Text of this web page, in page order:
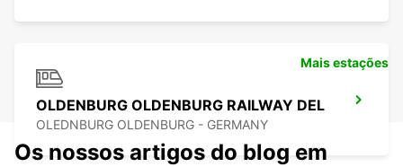
OLDENBURG OLDENBURG RAILWAY DEL
OLEDNBURG OLDENBURG - GERMANY
Mais estações
Os nossos artigos do blog em